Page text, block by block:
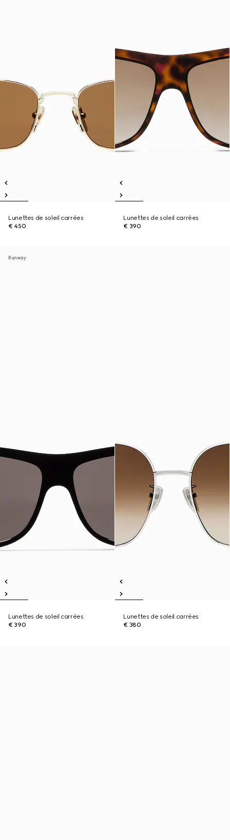
Lunettes de soleil carrées
€ 450
Lunettes de soleil carrées
€ 390
Runway
Lunettes de soleil carrées
€ 390
Lunettes de soleil carrées
€ 380